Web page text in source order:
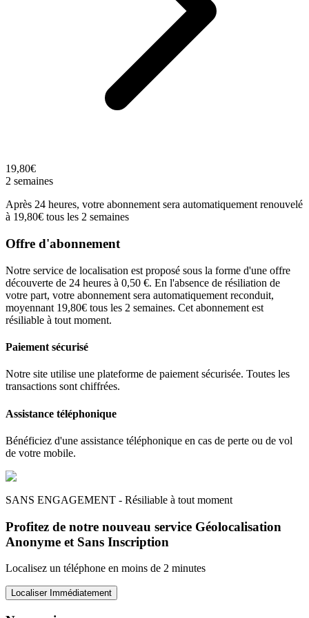
19,80€
2 semaines
Après 24 heures, votre abonnement sera automatiquement renouvelé
à 19,80€ tous les 2 semaines
Offre d'abonnement
Notre service de localisation est proposé sous la forme d'une offre
découverte de 24 heures à 0,50 €. En l'absence de résiliation de
votre part, votre abonnement sera automatiquement reconduit,
moyennant 19,80€ tous les 2 semaines. Cet abonnement est
résiliable à tout moment.
Paiement sécurisé
Notre site utilise une plateforme de paiement sécurisée. Toutes les
transactions sont chiffrées.
Assistance téléphonique
Bénéficiez d'une assistance téléphonique en cas de perte ou de vol
de votre mobile.
SANS ENGAGEMENT - Résiliable à tout moment
Profitez de notre nouveau service Géolocalisation
Anonyme et Sans Inscription
Localisez un téléphone en moins de 2 minutes
Localiser Immédiatement